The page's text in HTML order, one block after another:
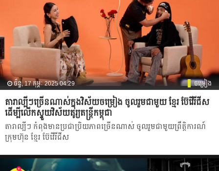
ច័ន្ទ, 17 កុម្ភៈ 2025 04:29 ចម្រៀង
តារាល្បីៗច្រើនណាស់ក្នុងវិស័យចម្រៀង ចូលរួមជាមួយ ខ្មែរ ប៊ែវើរីជីស
ដើម្បីលើកស្ទួយវិស័យតូរ្យតន្ត្រីកម្ពុជា
តារាល្បីៗ កំពុងមានប្រជាប្រិយភាពច្រើនណាស់ ចូលរួមជាមួយព្រឹត្ដិការណ៍
ក្រុមហ៊ុន ខ្មែរ ប៊ែវើរីជីស